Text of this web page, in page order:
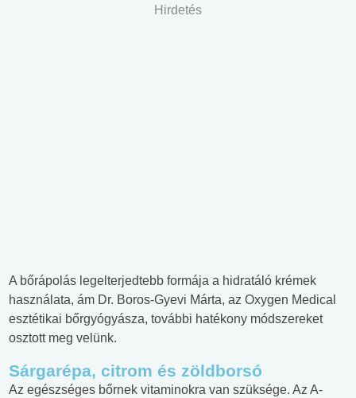
Hirdetés
A bőrápolás legelterjedtebb formája a hidratáló krémek
használata, ám Dr. Boros-Gyevi Márta, az Oxygen Medical
esztétikai bőrgyógyásza, további hatékony módszereket
osztott meg velünk.
Sárgarépa, citrom és zöldborsó
Az egészséges bőrnek vitaminokra van szüksége. Az A-